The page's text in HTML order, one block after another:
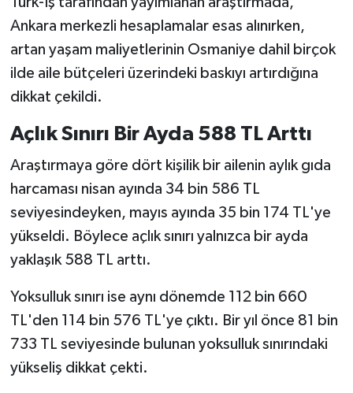
Ankara merkezli hesaplamalar esas alınırken,
artan yaşam maliyetlerinin Osmaniye dahil birçok
ilde aile bütçeleri üzerindeki baskıyı artırdığına
dikkat çekildi.
Açlık Sınırı Bir Ayda 588 TL Arttı
Araştırmaya göre dört kişilik bir ailenin aylık gıda
harcaması nisan ayında 34 bin 586 TL
seviyesindeyken, mayıs ayında 35 bin 174 TL'ye
yükseldi. Böylece açlık sınırı yalnızca bir ayda
yaklaşık 588 TL arttı.
Yoksulluk sınırı ise aynı dönemde 112 bin 660
TL'den 114 bin 576 TL'ye çıktı. Bir yıl önce 81 bin
733 TL seviyesinde bulunan yoksulluk sınırındaki
yükseliş dikkat çekti.